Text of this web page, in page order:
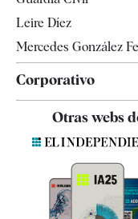
Leire Díez
Mercedes González
Corporativo
Contacto
Quiénes somos
Otras webs